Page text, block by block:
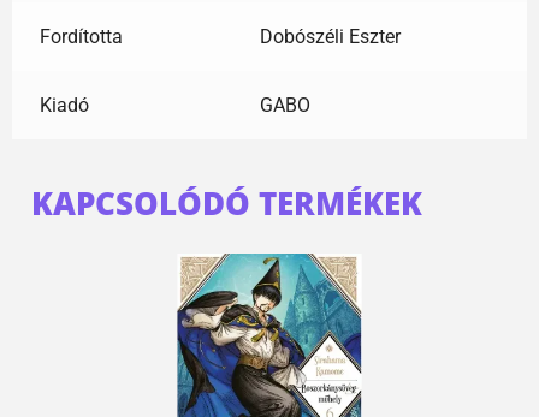
Fordította Dobószéli Eszter
Kiadó GABO
KAPCSOLÓDÓ TERMÉKEK